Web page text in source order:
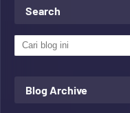
Search
Blog Archive